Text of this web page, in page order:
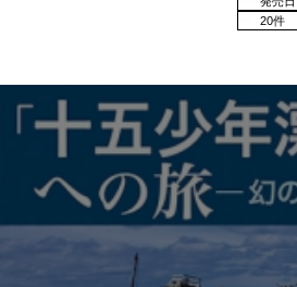
20件